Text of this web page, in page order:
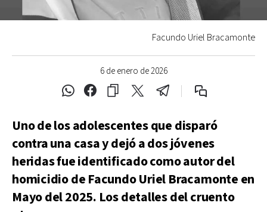
6 de enero de 2026
Facundo Uriel Bracamonte
Uno de los adolescentes que disparó
contra una casa y dejó a dos jóvenes
heridas fue identificado como autor del
homicidio de Facundo Uriel Bracamonte en
Mayo del 2025. Los detalles del cruento